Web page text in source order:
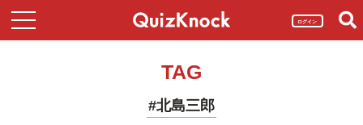
ログイン
TAG
#北島三郎